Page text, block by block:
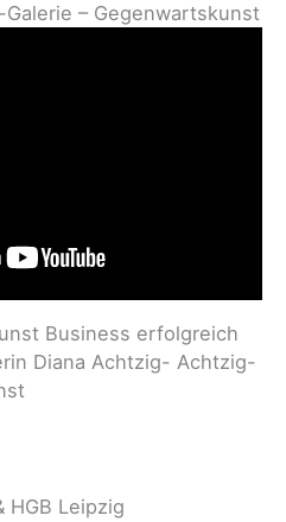
– Gegenwartskunst
Business erfolgreich
Diana Achtzig- Achtzig-
HGB Leipzig